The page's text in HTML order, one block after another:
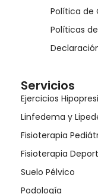
Política de
Políticas
Servicios
Ejercicios
Linfedema y
Fisioterapia
Fisioterapia
Suelo Pélvico
Podología